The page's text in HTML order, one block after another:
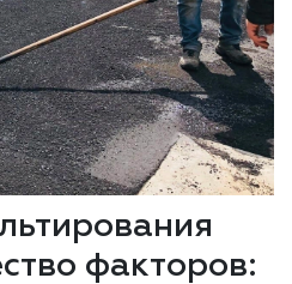
факторов: